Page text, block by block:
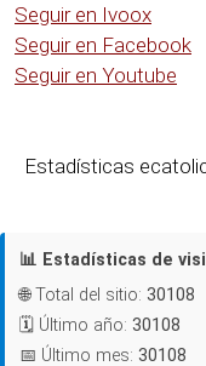
Seguir en Ivoox
Seguir en Facebook
Seguir en Youtube
Estadísticas
📊 Estadísticas de
🌐 Total del sitio: 30108
🗓️ Último año: 30108
📅 Último mes: 30108